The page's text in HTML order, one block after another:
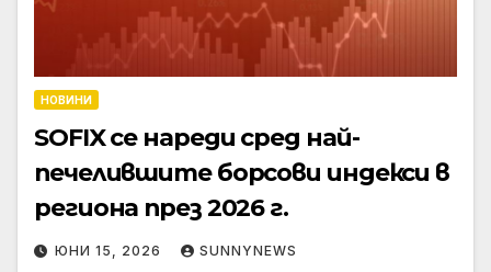
НОВИНИ
SOFIX се нареди сред най-
печелившите борсови индекси в
региона през 2026 г.
ЮНИ 15, 2026 SUNNYNEWS